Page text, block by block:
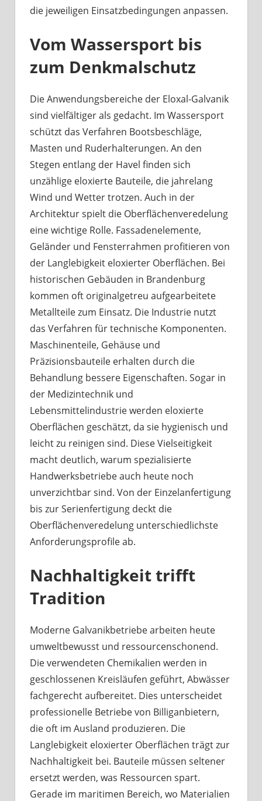
die jeweiligen Einsatzbedingungen anpassen.
Vom Wassersport bis
zum Denkmalschutz
Die Anwendungsbereiche der Eloxal-Galvanik
sind vielfältiger als gedacht. Im Wassersport
schützt das Verfahren Bootsbeschläge,
Masten und Ruderhalterungen. An den
Stegen entlang der Havel finden sich
unzählige eloxierte Bauteile, die jahrelang
Wind und Wetter trotzen. Auch in der
Architektur spielt die Oberflächenveredelung
eine wichtige Rolle. Fassadenelemente,
Geländer und Fensterrahmen profitieren von
der Langlebigkeit eloxierter Oberflächen. Bei
historischen Gebäuden in Brandenburg
kommen oft originalgetreu aufgearbeitete
Metallteile zum Einsatz. Die Industrie nutzt
das Verfahren für technische Komponenten.
Maschinenteile, Gehäuse und
Präzisionsbauteile erhalten durch die
Behandlung bessere Eigenschaften. Sogar in
der Medizintechnik und
Lebensmittelindustrie werden eloxierte
Oberflächen geschätzt, da sie hygienisch und
leicht zu reinigen sind. Diese Vielseitigkeit
macht deutlich, warum spezialisierte
Handwerksbetriebe auch heute noch
unverzichtbar sind. Von der Einzelanfertigung
bis zur Serienfertigung deckt die
Oberflächenveredelung unterschiedlichste
Anforderungsprofile ab.
Nachhaltigkeit trifft
Tradition
Moderne Galvanikbetriebe arbeiten heute
umweltbewusst und ressourcenschonend.
Die verwendeten Chemikalien werden in
geschlossenen Kreisläufen geführt, Abwässer
fachgerecht aufbereitet. Dies unterscheidet
professionelle Betriebe von Billiganbietern,
die oft im Ausland produzieren. Die
Langlebigkeit eloxierter Oberflächen trägt zur
Nachhaltigkeit bei. Bauteile müssen seltener
ersetzt werden, was Ressourcen spart.
Gerade im maritimen Bereich, wo Materialien